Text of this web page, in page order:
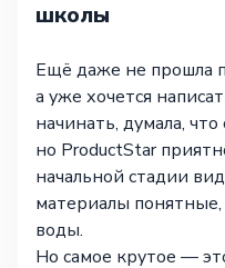
школы
Ещё даже не прошла
а уже хочется
начинать, думала,
но ProductStar
начальной стадии
материалы
воды.
Но самое крутое —